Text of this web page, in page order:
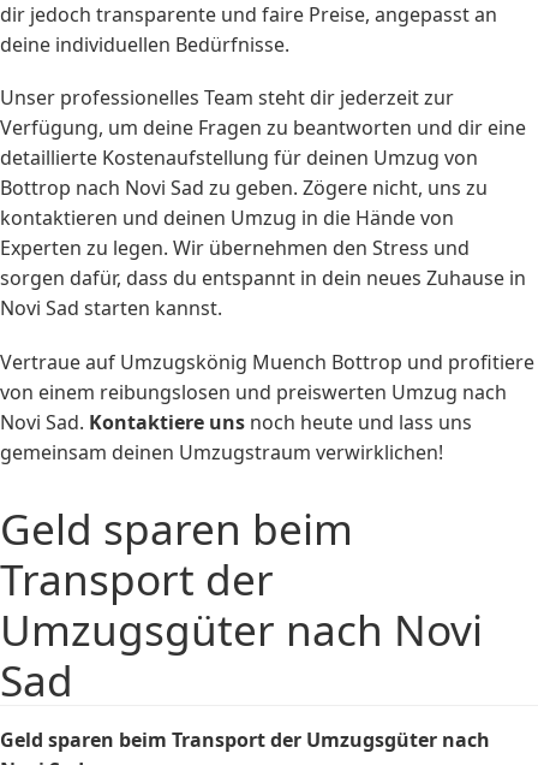
dir jedoch transparente und faire Preise, angepasst an
deine individuellen Bedürfnisse.
Unser professionelles Team steht dir jederzeit zur
Verfügung, um deine Fragen zu beantworten und dir eine
detaillierte Kostenaufstellung für deinen Umzug von
Bottrop nach Novi Sad zu geben. Zögere nicht, uns zu
kontaktieren und deinen Umzug in die Hände von
Experten zu legen. Wir übernehmen den Stress und
sorgen dafür, dass du entspannt in dein neues Zuhause in
Novi Sad starten kannst.
Vertraue auf Umzugskönig Muench Bottrop und profitiere
von einem reibungslosen und preiswerten Umzug nach
Novi Sad. Kontaktiere uns noch heute und lass uns
gemeinsam deinen Umzugstraum verwirklichen!
Geld sparen beim
Transport der
Umzugsgüter nach Novi
Sad
Geld sparen beim Transport der Umzugsgüter nach